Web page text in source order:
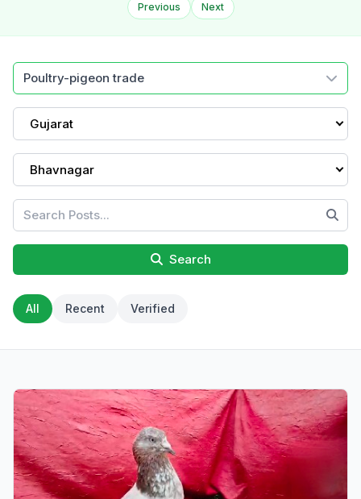
Previous Next
Poultry-pigeon trade
Gujarat
Bhavnagar
Search
All Recent Verified